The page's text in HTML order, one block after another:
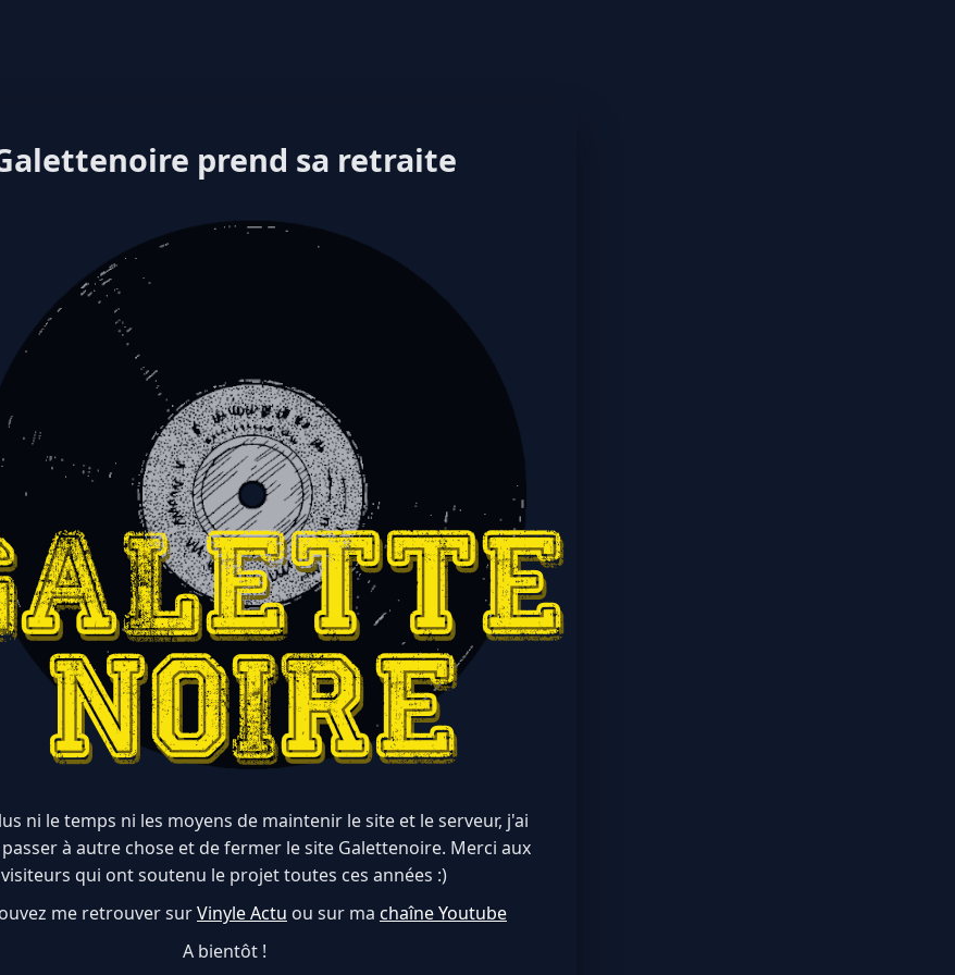
prend sa retraite
ni le temps ni les moyens de maintenir le site et le serveur, j'ai
à autre chose et de fermer le site Galettenoire. Merci aux
visiteurs qui ont soutenu le projet toutes ces années :)
me retrouver surVinyle Actu ou sur ma chaîne Youtube
A bientôt !